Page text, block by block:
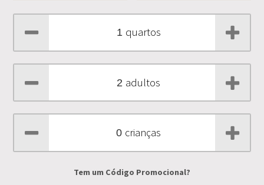
quartos
adultos
crianças
Tem um Código Promocional?